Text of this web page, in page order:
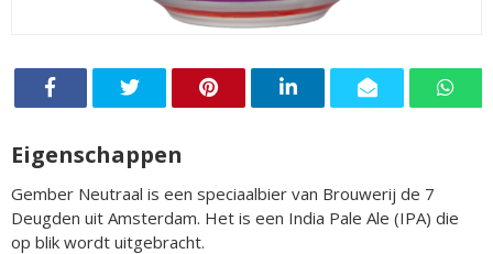
Eigenschappen
Gember Neutraal is een speciaalbier van Brouwerij de 7
Deugden uit Amsterdam. Het is een India Pale Ale (IPA) die
op blik wordt uitgebracht.